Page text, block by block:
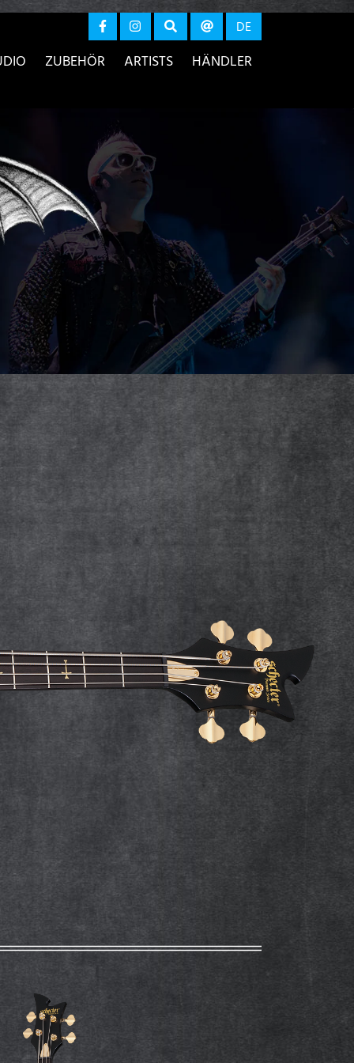
anzeigen
ZUBEHÖR ARTISTS HÄNDLER
DE